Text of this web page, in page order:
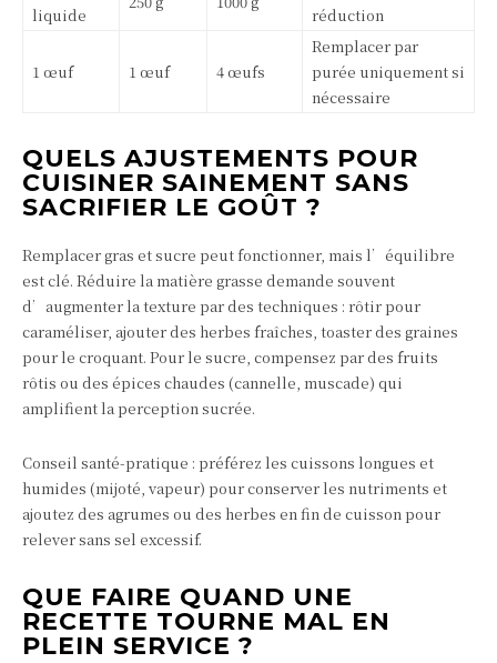
liquide
réduction
1 œuf 1 œuf 4 œufs
Remplacer par
purée uniquement si
nécessaire
QUELS AJUSTEMENTS POUR
CUISINER SAINEMENT SANS
SACRIFIER LE GOÛT ?
Remplacer gras et sucre peut fonctionner, mais l’équilibre
est clé. Réduire la matière grasse demande souvent
d’augmenter la texture par des techniques : rôtir pour
caraméliser, ajouter des herbes fraîches, toaster des graines
pour le croquant. Pour le sucre, compensez par des fruits
rôtis ou des épices chaudes (cannelle, muscade) qui
amplifient la perception sucrée.
Conseil santé-pratique : préférez les cuissons longues et
humides (mijoté, vapeur) pour conserver les nutriments et
ajoutez des agrumes ou des herbes en fin de cuisson pour
relever sans sel excessif.
QUE FAIRE QUAND UNE
RECETTE TOURNE MAL EN
PLEIN SERVICE ?